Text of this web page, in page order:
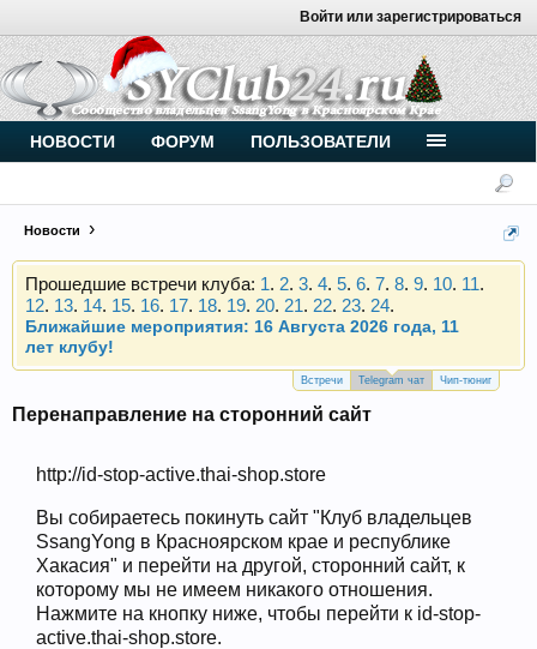
Войти или зарегистрироваться
Новости
Внимание, новые участники нашего клуба!
Основное общение происходит вTelegram-чате.
Присоединяйтесь.
Чип-тюнинг (прошивка) дизелей от
Vahmurka
12.13.14.15.16.17.18.19.20.21.22.23.24.
Ближайшие мероприятия: 16 Августа 2026 года, 11
лет клубу!
Внимание, новые участники нашего клуба!
Основное общение происходит вTelegram-чате.
Чип-тюнинг (прошивка) дизелей от
Прошедшие встречи клуба:1 .2. 3 4 .5.6 .7.8.9.10.11
12.13.14 .15. 16.17.18.19.20. 21.22 .23.24.
Ближайшие мероприятия: 16 Августа 2026 года, 11
лет клубу!
Встречи Telegram чат Чип-тюниг
Перенаправление на сторонний сайт
http://id-stop-active.thai-shop.store
Вы собираетесь покинуть сайт "Клуб владельцев
SsangYong в Красноярском крае и республике
Хакасия" и перейти на другой, сторонний сайт, к
которому мы не имеем никакого отношения.
Нажмите на кнопку ниже, чтобы перейти к id-stop-
active.thai-shop.store.
НОВОСТИ ФОРУМ ПОЛЬЗОВАТЕЛИ